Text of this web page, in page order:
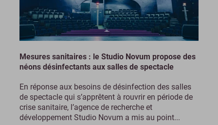
Mesures sanitaires : le Studio Novum propose des
néons désinfectants aux salles de spectacle
En réponse aux besoins de désinfection des salles
de spectacle qui s’apprêtent à rouvrir en période de
crise sanitaire, l’agence de recherche et
développement Studio Novum a mis au point...